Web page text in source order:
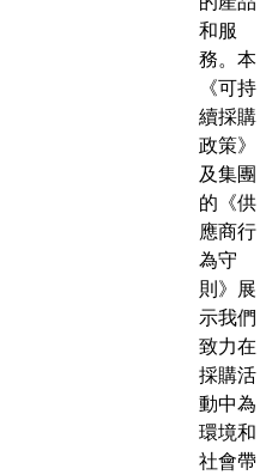
和服
務。本
《可持
續採購
政策》
及集團
的《供
應商行
為守
則》展
示我們
致力在
採購活
動中為
環境和
社會帶